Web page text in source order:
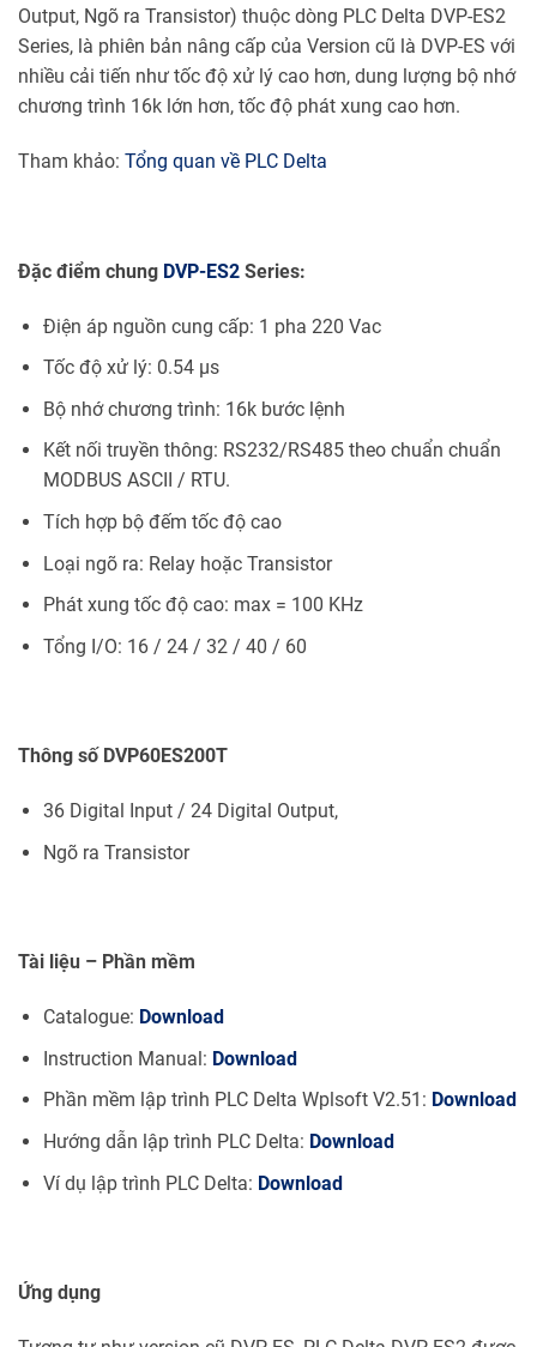
Output, Ngõ ra Transistor) thuộc dòng PLC Delta DVP-ES2
Series, là phiên bản nâng cấp của Version cũ là DVP-ES với
nhiều cải tiến như tốc độ xử lý cao hơn, dung lượng bộ nhớ
chương trình 16k lớn hơn, tốc độ phát xung cao hơn.
Tham khảo: Tổng quan về PLC Delta
Đặc điểm chung DVP-ES2 Series:
Điện áp nguồn cung cấp: 1 pha 220 Vac
Tốc độ xử lý: 0.54 µs
Bộ nhớ chương trình: 16k bước lệnh
Kết nối truyền thông: RS232/RS485 theo chuẩn chuẩn
MODBUS ASCII / RTU.
Tích hợp bộ đếm tốc độ cao
Loại ngõ ra: Relay hoặc Transistor
Phát xung tốc độ cao: max = 100 KHz
Tổng I/O: 16 / 24 / 32 / 40 / 60
Thông số DVP60ES200T
36 Digital Input / 24 Digital Output,
Ngõ ra Transistor
Tài liệu – Phần mềm
Catalogue: Download
Instruction Manual: Download
Phần mềm lập trình PLC Delta Wplsoft V2.51: Download
Hướng dẫn lập trình PLC Delta: Download
Ví dụ lập trình PLC Delta: Download
Ứng dụng